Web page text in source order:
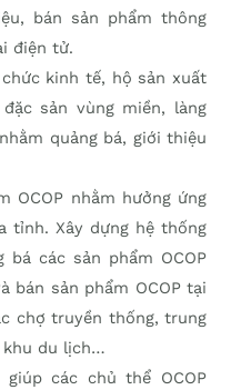
bán sản phẩm thông
điện tử.
kinh tế, hộ sản xuất
sản vùng miền, làng
quảng bá, giới thiệu
OCOP nhằm hưởng ứng
tỉnh. Xây dựng hệ thống
các sản phẩm OCOP
bán sản phẩm OCOP tại
chợ truyền thống, trung
du lịch…
các chủ thể OCOP